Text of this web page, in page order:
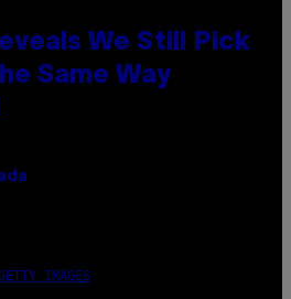
We Still Pick
Same Way
IMAGES